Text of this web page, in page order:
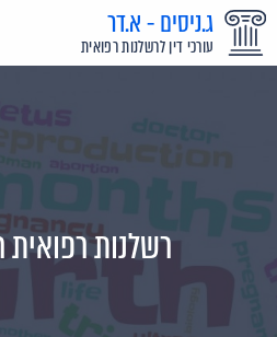
ג.ניסים - א.דר
עורכי דין לרשלנות רפואית
תביעות בתקשורתרשלנות רפואית